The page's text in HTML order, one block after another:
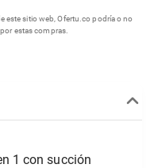
este sitio web, Ofertu.co podría o no
estas compras.
1 con succión